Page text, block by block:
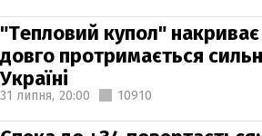
"Тепловий купол"
довго протримається
Україні
31 липня, 20:00 10910